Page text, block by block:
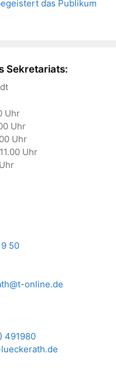
das Publikum
Sekretariats:
Uhr
Uhr
Uhr
Uhr
50
online.de
491980